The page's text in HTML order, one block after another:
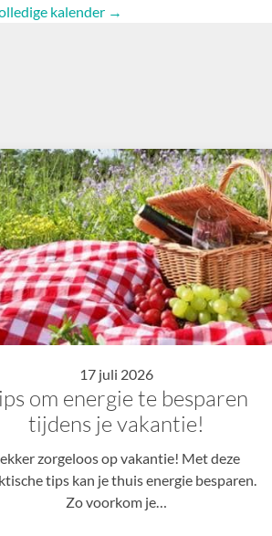
kalender →
17 juli 2026
om energie te besparen
tijdens je vakantie!
zorgeloos op vakantie! Met deze
tips kan je thuis energie besparen.
Zo voorkom je…